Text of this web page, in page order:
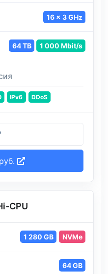
16 x 3 GHz
64 TB 1 000 Mbit/s
IPv6 DDoS
CPU
1 280 GB NVMe
64 GB